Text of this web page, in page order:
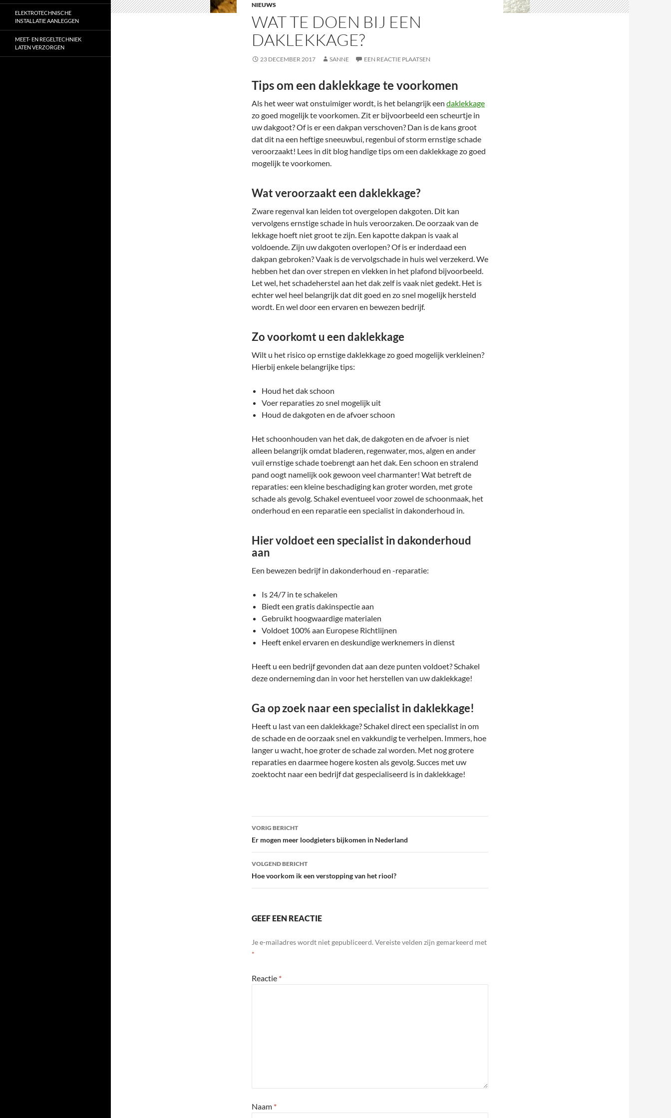
NIEUWS
WAT TE DOEN BIJ EEN
DAKLEKKAGE?
23 DECEMBER 2017 SANNE EEN REACTIE PLAATSEN
Tips om een daklekkage te voorkomen
Als het weer wat onstuimiger wordt, is het belangrijk een daklekkage
zo goed mogelijk te voorkomen. Zit er bijvoorbeeld een scheurtje in
uw dakgoot? Of is er een dakpan verschoven? Dan is de kans groot
dat dit na een heftige sneeuwbui, regenbui of storm ernstige schade
veroorzaakt! Lees in dit blog handige tips om een daklekkage zo goed
mogelijk te voorkomen.
Wat veroorzaakt een daklekkage?
Zware regenval kan leiden tot overgelopen dakgoten. Dit kan
vervolgens ernstige schade in huis veroorzaken. De oorzaak van de
lekkage hoeft niet groot te zijn. Een kapotte dakpan is vaak al
voldoende. Zijn uw dakgoten overlopen? Of is er inderdaad een
dakpan gebroken? Vaak is de vervolgschade in huis wel verzekerd. We
hebben het dan over strepen en vlekken in het plafond bijvoorbeeld.
Let wel, het schadeherstel aan het dak zelf is vaak niet gedekt. Het is
echter wel heel belangrijk dat dit goed en zo snel mogelijk hersteld
wordt. En wel door een ervaren en bewezen bedrijf.
Zo voorkomt u een daklekkage
Wilt u het risico op ernstige daklekkage zo goed mogelijk verkleinen?
Hierbij enkele belangrijke tips:
Houd het dak schoon
Voer reparaties zo snel mogelijk uit
Houd de dakgoten en de afvoer schoon
Het schoonhouden van het dak, de dakgoten en de afvoer is niet
alleen belangrijk omdat bladeren, regenwater, mos, algen en ander
vuil ernstige schade toebrengt aan het dak. Een schoon en stralend
pand oogt namelijk ook gewoon veel charmanter! Wat betreft de
reparaties: een kleine beschadiging kan groter worden, met grote
schade als gevolg. Schakel eventueel voor zowel de schoonmaak, het
onderhoud en een reparatie een specialist in dakonderhoud in.
Hier voldoet een specialist in dakonderhoud
aan
Een bewezen bedrijf in dakonderhoud en -reparatie:
Is 24/7 in te schakelen
Biedt een gratis dakinspectie aan
Gebruikt hoogwaardige materialen
Voldoet 100% aan Europese Richtlijnen
Heeft enkel ervaren en deskundige werknemers in dienst
Heeft u een bedrijf gevonden dat aan deze punten voldoet? Schakel
deze onderneming dan in voor het herstellen van uw daklekkage!
Ga op zoek naar een specialist in daklekkage!
Heeft u last van een daklekkage? Schakel direct een specialist in om
de schade en de oorzaak snel en vakkundig te verhelpen. Immers, hoe
langer u wacht, hoe groter de schade zal worden. Met nog grotere
reparaties en daarmee hogere kosten als gevolg. Succes met uw
zoektocht naar een bedrijf dat gespecialiseerd is in daklekkage!
Bericht
navigatie
VORIG BERICHT
Er mogen meer loodgieters bijkomen in Nederland
VOLGEND BERICHT
Hoe voorkom ik een verstopping van het riool?
GEEF EEN REACTIE
Je e-mailadres wordt niet gepubliceerd. Vereiste velden zijn gemarkeerd met
*
Reactie *
Naam *
ELEKTROTECHNISCHE
INSTALLATIE AANLEGGEN
MEET- EN REGELTECHNIEK
LATEN VERZORGEN